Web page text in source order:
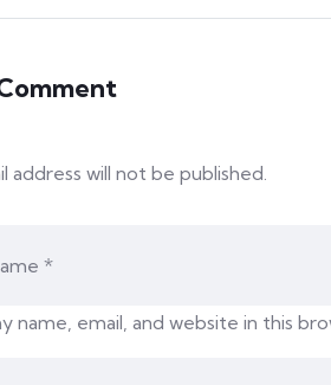
address will not be published.
name, email, and website in this